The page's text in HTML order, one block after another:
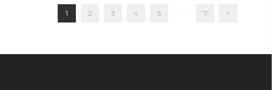
1 2 3 4 5 ... 7 >